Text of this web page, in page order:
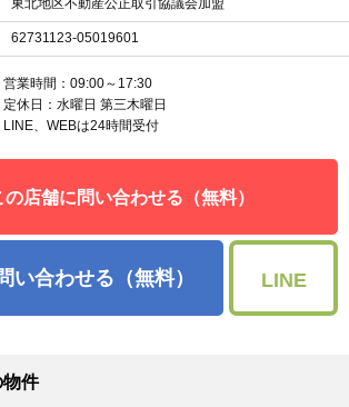
東北地区不動産公正取引協議会加盟
62731123-05019601
営業時間：09:00～17:30
定休日：水曜日 第三木曜日
LINE、WEBは24時間受付
の店舗に問い合わせる（無料）
い合わせる（無料） LINE
物件